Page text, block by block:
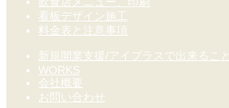
看板デザイン施工
料金表と注意事項
新規開業支援/アイプラスで出来ること
WORKS
会社概要
お問い合わせ